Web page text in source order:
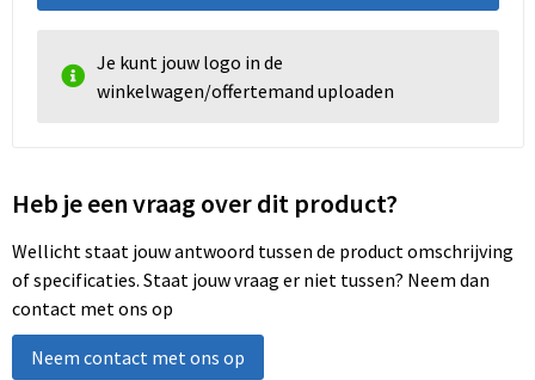
Je kunt jouw logo in de
winkelwagen/offertemand uploaden
Heb je een vraag over dit product?
Wellicht staat jouw antwoord tussen de product omschrijving
of specificaties. Staat jouw vraag er niet tussen? Neem dan
contact met ons op
Neem contact met ons op